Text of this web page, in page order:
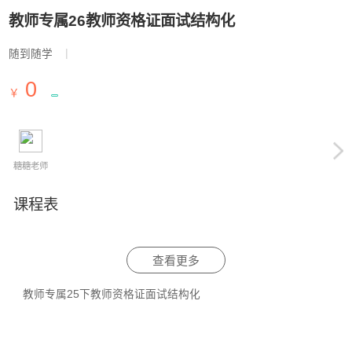
教师专属26教师资格证面试结构化
随到随学 |
￥ 0
糖糖老师
课程表
查看更多
教师专属25下教师资格证面试结构化